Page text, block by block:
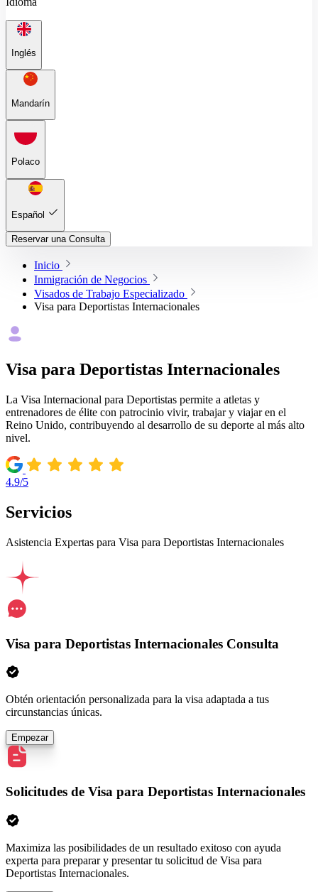
Inglés
Mandarín
Polaco
Español
Reservar una Consulta
Inicio
Inmigración de Negocios
Visados de Trabajo Especializado
Visa para Deportistas Internacionales
Visa para Deportistas Internacionales
La Visa Internacional para Deportistas permite a atletas y
entrenadores de élite con patrocinio vivir, trabajar y viajar en el
Reino Unido, contribuyendo al desarrollo de su deporte al más alto
nivel.
4.9/5
Servicios
Asistencia Expertas para Visa para Deportistas Internacionales
Visa para Deportistas Internacionales Consulta
Obtén orientación personalizada para la visa adaptada a tus
circunstancias únicas.
Empezar
Solicitudes de Visa para Deportistas Internacionales
Maximiza las posibilidades de un resultado exitoso con ayuda
experta para preparar y presentar tu solicitud de Visa para
Deportistas Internacionales.